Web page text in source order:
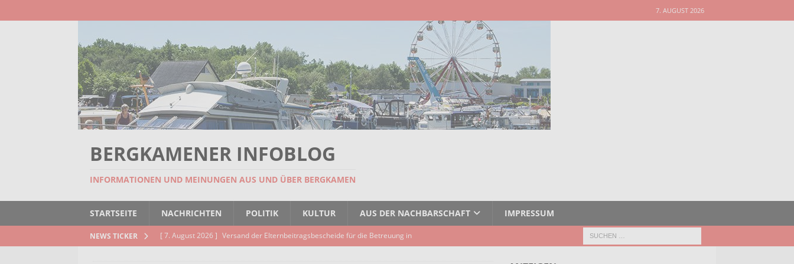
7. AUGUST 2026
BERGKAMENER INFOBLOG
INFORMATIONEN UND MEINUNGEN AUS UND ÜBER BERGKAMEN
STARTSEITE NACHRICHTEN POLITIK KULTUR AUS DER NACHBARSCHAFT IMPRESSUM
NEWS TICKER [ 7. August 2026 ] Versand der Elternbeitragsbescheide für die Betreuung in